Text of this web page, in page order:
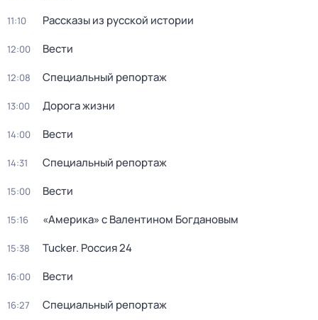
11:10 Рассказы из русской истории
12:00 Вести
12:08 Специальный репортаж
13:00 Дорога жизни
14:00 Вести
14:31 Специальный репортаж
15:00 Вести
15:16 «Америка» с Валентином Богдановым
15:38 Tucker. Россия 24
16:00 Вести
16:27 Специальный репортаж